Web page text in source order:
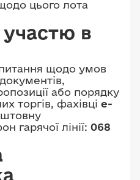
цього лота
в
щодо умов
або порядку
торгів, фахівці e-
гарячої лінії: 068